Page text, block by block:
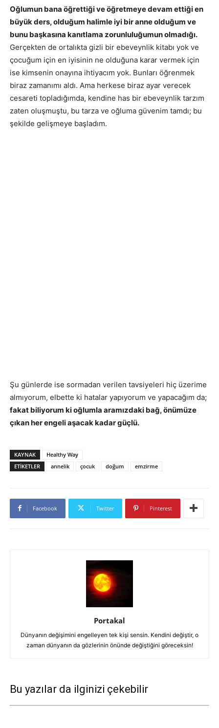
Oğlumun bana öğrettiği ve öğretmeye devam ettiği en
büyük ders, olduğum halimle iyi bir anne olduğum ve
bunu başkasına kanıtlama zorunluluğumun olmadığı.
Gerçekten de ortalıkta gizli bir ebeveynlik kitabı yok ve
çocuğum için en iyisinin ne olduğuna karar vermek için
ise kimsenin onayına ihtiyacım yok. Bunları öğrenmek
biraz zamanımı aldı. Ama herkese biraz ayar verecek
cesareti topladığımda, kendine has bir ebeveynlik tarzım
zaten oluşmuştu, bu tarza ve oğluma güvenim tamdı; bu
şekilde gelişmeye başladım.
Şu günlerde ise sormadan verilen tavsiyeleri hiç üzerime
almıyorum, elbette ki hatalar yapıyorum ve yapacağım da;
fakat biliyorum ki oğlumla aramızdaki bağ, önümüze
çıkan her engeli aşacak kadar güçlü.
KAYNAK
Healthy Way
ETIKETLER
annelik çocuk doğum emzirme
Facebook Twitter Pinterest
Portakal
Dünyanın değişimini engelleyen tek kişi sensin. Kendini değiştir, o
zaman dünyanın da gözlerinin önünde değiştiğini göreceksin!
Bu yazılar da ilginizi çekebilir